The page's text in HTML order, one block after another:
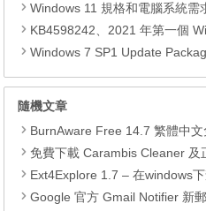
Windows 11 規格和電腦系統需
KB4598242、2021 年第一個 Windows 10 更新，改善外部裝
Windows 7 SP1 Update Package
隨機文章
BurnAware Free 14.7 繁體中
免費下載 Carambis Cleaner 及正版序號，
Ext4Explore 1.7 – 在windows
Google 官方 Gmail Notifier 新